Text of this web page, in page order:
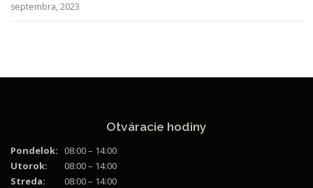
septembra, 2023
Otváracie hodiny
Pondelok: 08:00 – 14:00
Utorok: 08:00 – 14:00
Streda: 08:00 – 14:00